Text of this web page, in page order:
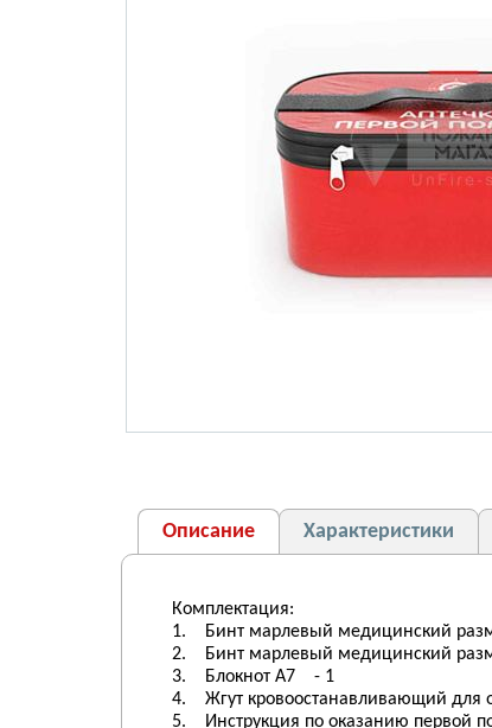
Описание Характеристики
Комплектация:
1. Бинт марлевый медицинский
2. Бинт марлевый медицинский
3. Блокнот А7 - 1
4. Жгут кровоостанавливающий для
5. Инструкция по оказанию первой